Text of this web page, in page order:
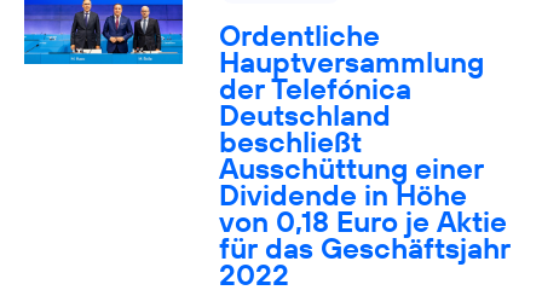
Ordentliche
Hauptversammlung
der Telefónica
Deutschland
beschließt
Ausschüttung einer
Dividende in Höhe
von 0,18 Euro je Aktie
für das Geschäftsjahr
2022